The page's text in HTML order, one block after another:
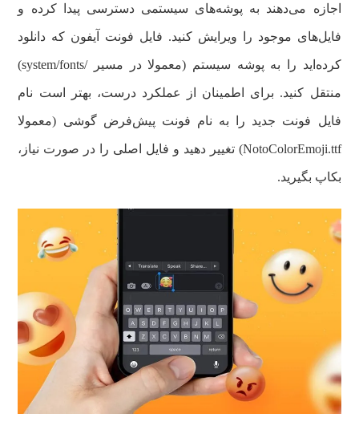
اجازه می‌دهند به پوشه‌های سیستمی دسترسی پیدا کرده و
فایل‌های موجود را ویرایش کنید. فایل فونت آیفون که دانلود
کرده‌اید را به پوشه سیستم (معمولا در مسیر /system/fonts)
منتقل کنید. برای اطمینان از عملکرد درست، بهتر است نام
فایل فونت جدید را به نام فونت پیش‌فرض گوشی (معمولا
NotoColorEmoji.ttf) تغییر دهید و فایل اصلی را در صورت نیاز،
بکاپ بگیرید.